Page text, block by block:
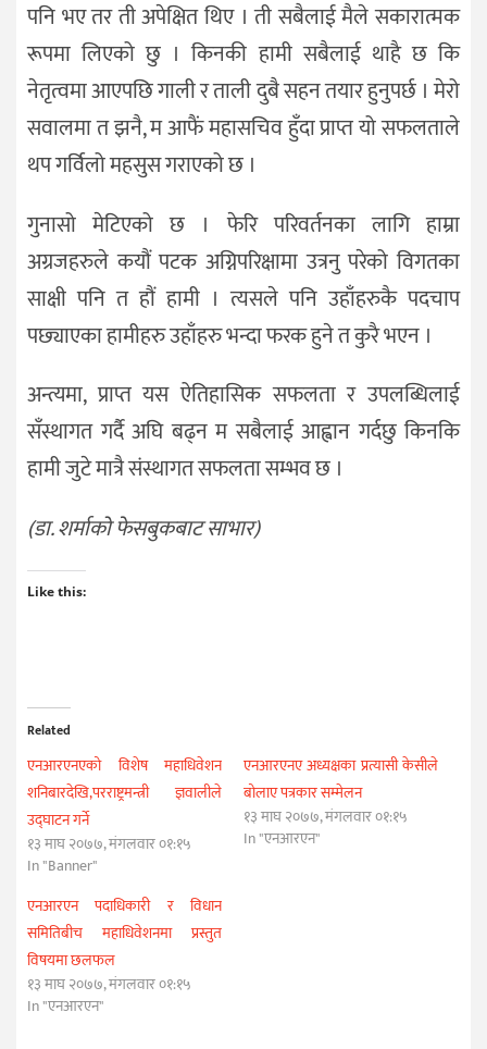
पनि भए तर ती अपेक्षित थिए । ती सबैलाई मैले सकारात्मक
रूपमा लिएको छु । किनकी हामी सबैलाई थाहै छ कि
नेतृत्वमा आएपछि गाली र ताली दुबै सहन तयार हुनुपर्छ । मेरो
सवालमा त झनै, म आफैं महासचिव हुँदा प्राप्त यो सफलताले
थप गर्विलो महसुस गराएको छ ।
गुनासो मेटिएको छ । फेरि परिवर्तनका लागि हाम्रा
अग्रजहरुले कयौं पटक अग्निपरिक्षामा उत्रनु परेको विगतका
साक्षी पनि त हौं हामी । त्यसले पनि उहाँहरुकै पदचाप
पछ्याएका हामीहरु उहाँहरु भन्दा फरक हुने त कुरै भएन ।
अन्त्यमा, प्राप्त यस ऐतिहासिक सफलता र उपलब्धिलाई
सँस्थागत गर्दै अघि बढ्न म सबैलाई आह्वान गर्दछु किनकि
हामी जुटे मात्रै संस्थागत सफलता सम्भव छ ।
(डा. शर्माको फेसबुकबाट साभार)
Like this:
Related
एनआरएनएको विशेष महाधिवेशन
शनिबारदेखि,परराष्ट्रमन्त्री ज्ञवालीले
उद्घाटन गर्ने
१३ माघ २०७७, मंगलवार ०१:१५
In "Banner"
एनआरएनए अध्यक्षका प्रत्यासी केसीले
बोलाए पत्रकार सम्मेलन
१३ माघ २०७७, मंगलवार ०१:१५
In "एनआरएन"
एनआरएन पदाधिकारी र विधान
समितिबीच महाधिवेशनमा प्रस्तुत
विषयमा छलफल
१३ माघ २०७७, मंगलवार ०१:१५
In "एनआरएन"